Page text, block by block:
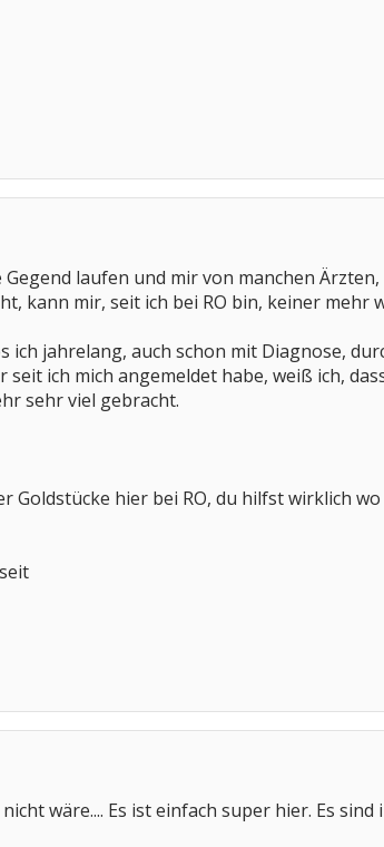
laufen und mir von manchen
kann mir, seit ich bei RO bin, keiner
ich jahrelang, auch schon mit Diagnose,
ich mich angemeldet habe, weiß ich,
sehr viel gebracht.
Goldstücke hier bei RO, du hilfst wirklich
wäre.... Es ist einfach super hier. Es